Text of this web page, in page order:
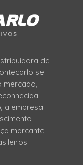
de
se
mercado,
a empresa
marcante